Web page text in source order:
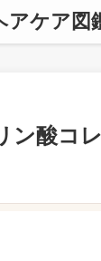
アケア図
ン酸コ